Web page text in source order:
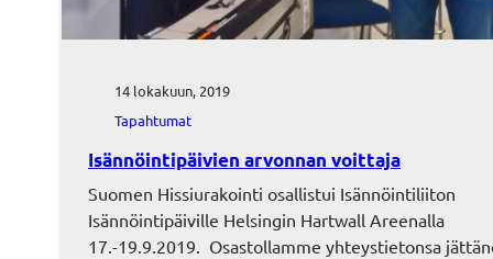
14 lokakuun, 2019
Tapahtumat
Isännöintipäivien arvonnan voittaja
Suomen Hissiurakointi osallistui Isännöintiliiton
Isännöintipäiville Helsingin Hartwall Areenalla
17.-19.9.2019. Osastollamme yhteystietonsa